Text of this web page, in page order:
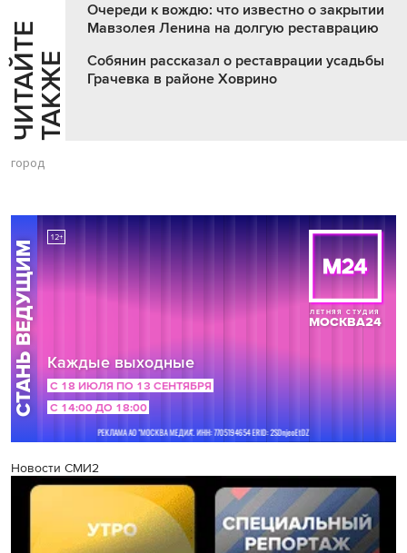
Ч
И
Т
АЙ
Т
Е
Т
А
К
ЖЕ
Очереди к вождю: что известно о закрытии
Мавзолея Ленина на долгую реставрацию
Собянин рассказал о реставрации усадьбы
Грачевка в районе Ховрино
город
Новости СМИ2